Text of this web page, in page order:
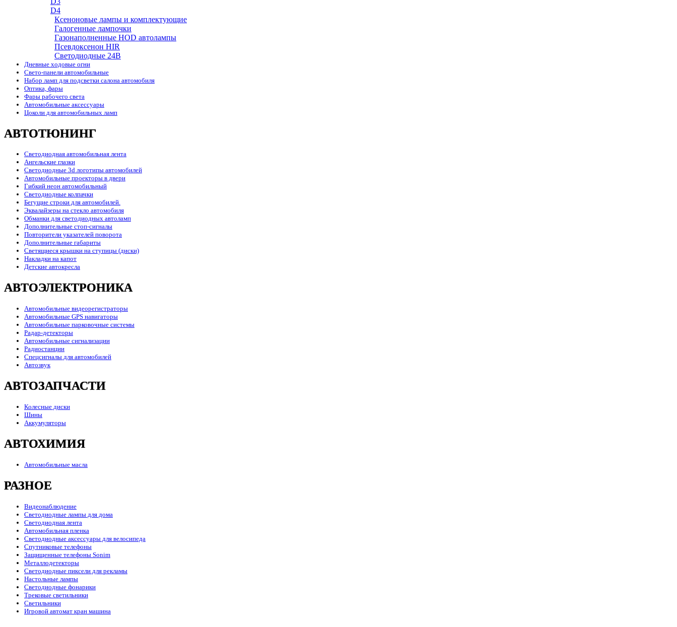
D4
Ксеноновые лампы и комплектующие
Галогенные лампочки
Газонаполненные HOD автолампы
Псевдоксенон HIR
Cветодиодные 24B
Дневные ходовые огни
Свето-панели автомобильные
Набор ламп для подсветки салона автомобиля
Оптика, фары
Фары рабочего света
Автомобильные аксессуары
Цоколи для автомобильных ламп
АВТОТЮНИНГ
Светодиодная автомобильная лента
Ангельские глазки
Светодиодные 3d логотипы автомобилей
Автомобильные проекторы в двери
Гибкий неон автомобильный
Светодиодные колпачки
Бегущие строки для автомобилей.
Эквалайзеры на стекло автомобиля
Обманки для светодиодных автоламп
Дополнительные стоп-сигналы
Повторители указателей поворота
Дополнительные габариты
Светящиеся крышки на ступицы (диски)
Накладки на капот
Детские автокресла
АВТОЭЛЕКТРОНИКА
Автомобильные видеорегистраторы
Автомобильные GPS навигаторы
Автомобильные парковочные системы
Радар-детекторы
Автомобильные сигнализации
Радиостанции
Спецсигналы для автомобилей
Автозвук
АВТОЗАПЧАСТИ
Колесные диски
Шины
Аккумуляторы
АВТОХИМИЯ
Автомобильные масла
РАЗНОЕ
Видеонаблюдение
Светодиодные лампы для дома
Светодиодная лента
Автомобильная пленка
Светодиодные аксессуары для велосипеда
Спутниковые телефоны
Защищенные телефоны Sonim
Металлодетекторы
Светодиодные пиксели для рекламы
Настольные лампы
Светодиодные фонарики
Трековые светильники
Светильники
Игровой автомат кран машина